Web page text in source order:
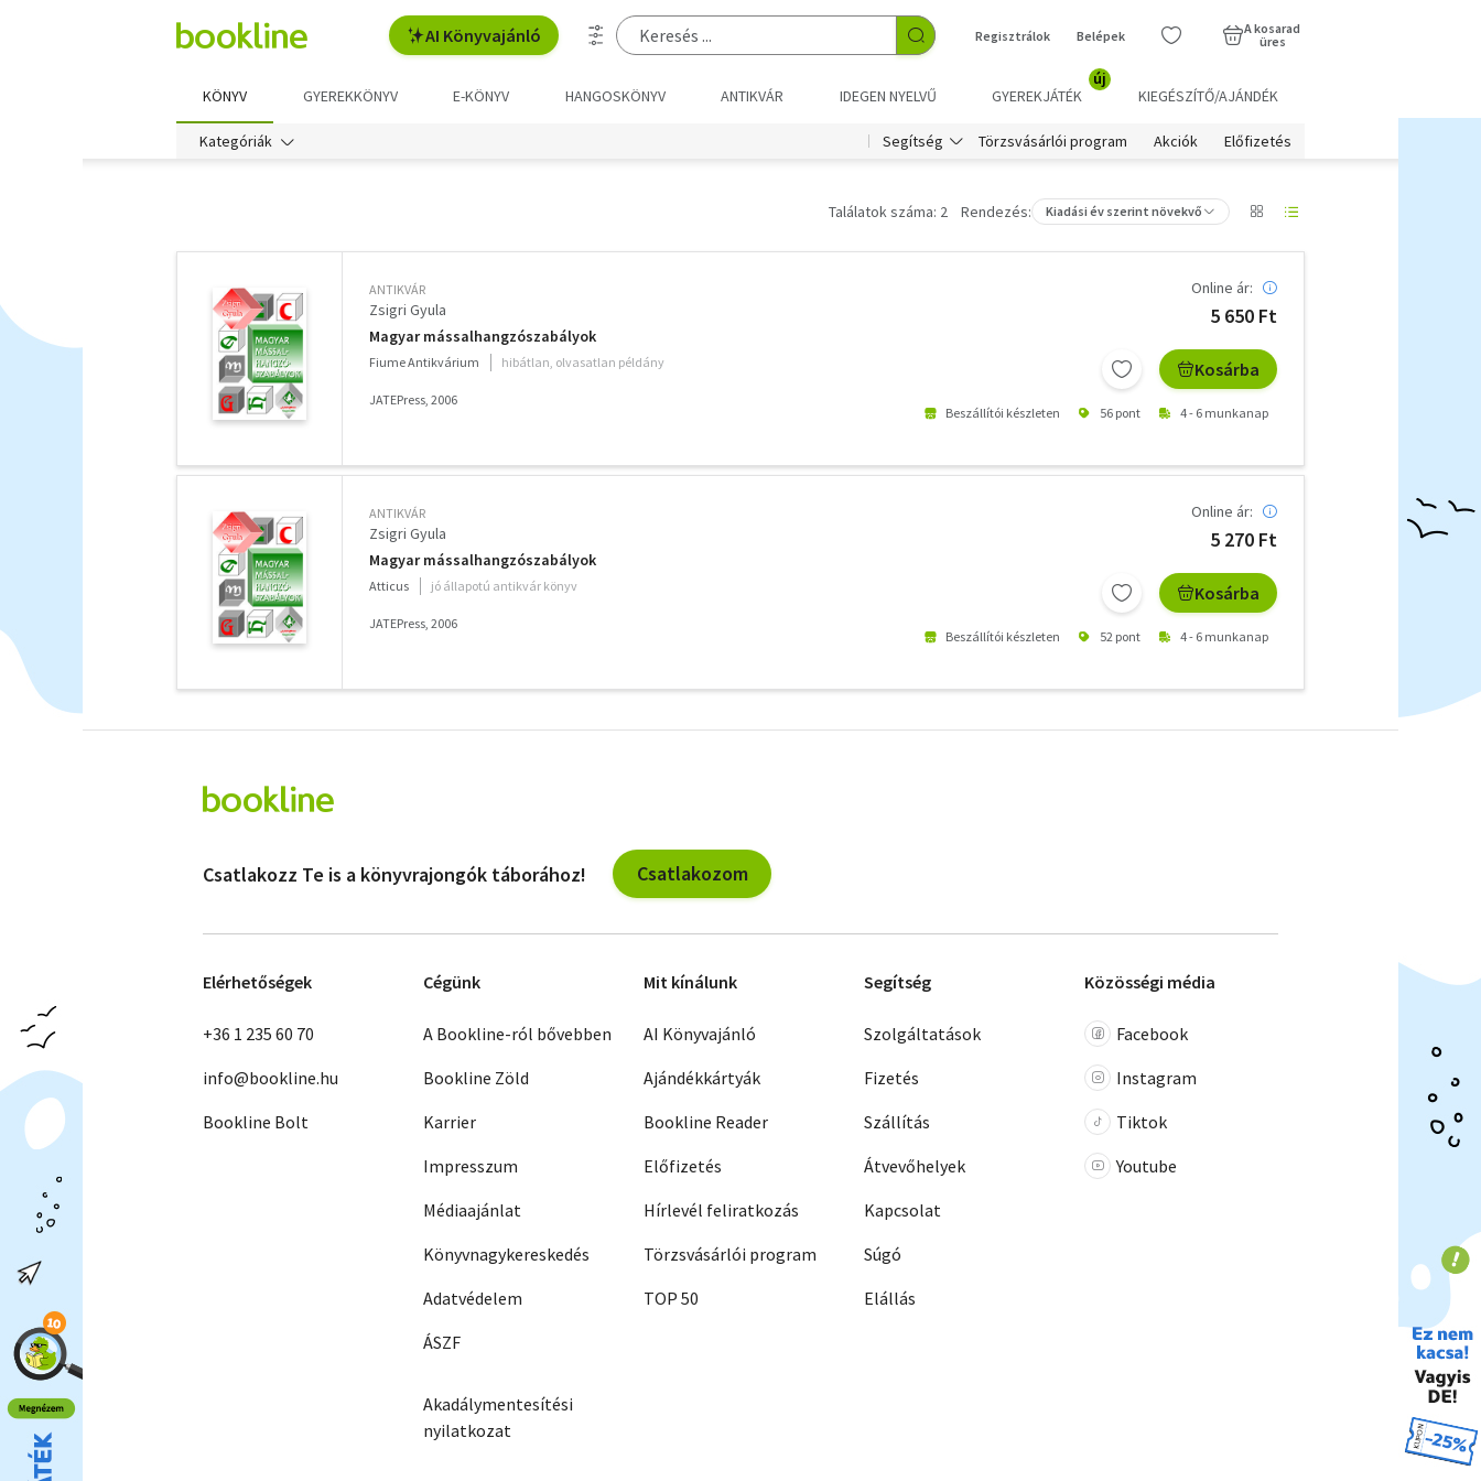
AI Könyvajánló Regisztrálok Belépek
A kosarad
üres
KÖNYV GYEREKKÖNYV E-KÖNYV HANGOSKÖNYV ANTIKVÁR IDEGEN NYELVŰ GYEREKJÁTÉK
új
KIEGÉSZÍTŐ/AJÁNDÉK
Kategóriák Segítség Törzsvásárlói program Akciók Előfizetés
Találatok száma: 2 Rendezés: Kiadási év szerint növekvő
ANTIKVÁR
Zsigri Gyula
Magyar mássalhangzószabályok
Fiume Antikvárium hibátlan, olvasatlan példány
JATEPress, 2006
Online ár:
5 650 Ft
Kosárba
Beszállítói készleten 56 pont 4 - 6 munkanap
ANTIKVÁR
Zsigri Gyula
Magyar mássalhangzószabályok
Atticus jó állapotú antikvár könyv
JATEPress, 2006
Online ár:
5 270 Ft
Kosárba
Beszállítói készleten 52 pont 4 - 6 munkanap
szűrők
Csatlakozz Te is a könyvrajongók táborához! Csatlakozom
Elérhetőségek
+36 1 235 60 70
info@bookline.hu
Bookline Bolt
Cégünk
A Bookline-ról bővebben
Bookline Zöld
Karrier
Impresszum
Médiaajánlat
Könyvnagykereskedés
Adatvédelem
ÁSZF
Akadálymentesítési
nyilatkozat
Mit kínálunk
AI Könyvajánló
Ajándékkártyák
Bookline Reader
Előfizetés
Hírlevél feliratkozás
Törzsvásárlói program
TOP 50
Segítség
Szolgáltatások
Fizetés
Szállítás
Átvevőhelyek
Kapcsolat
Súgó
Elállás
Közösségi média
Facebook
Instagram
Tiktok
Youtube